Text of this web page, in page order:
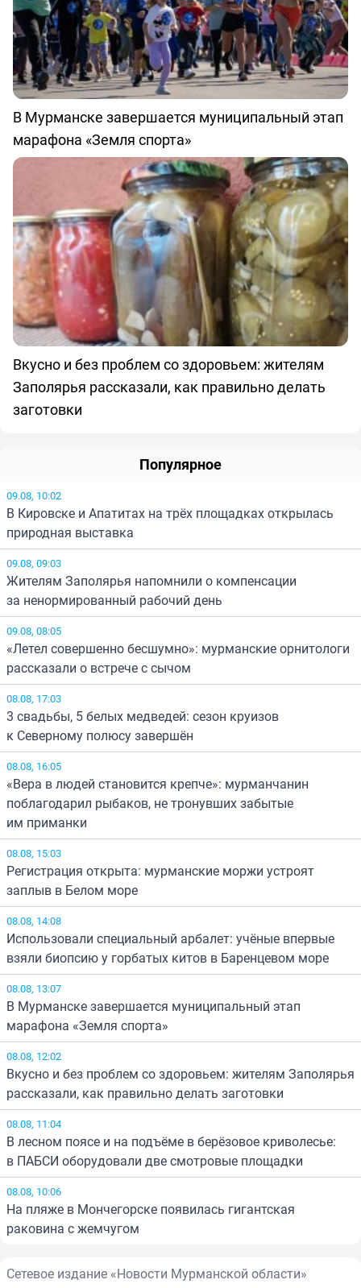
В Мурманске завершается муниципальный этап
марафона «Земля спорта»
Вкусно и без проблем со здоровьем: жителям
Заполярья рассказали, как правильно делать
заготовки
Популярное
09.08, 10:02
В Кировске и Апатитах на трёх площадках открылась
природная выставка
09.08, 09:03
Жителям Заполярья напомнили о компенсации
за ненормированный рабочий день
09.08, 08:05
«Летел совершенно бесшумно»: мурманские орнитологи
рассказали о встрече с сычом
08.08, 17:03
3 свадьбы, 5 белых медведей: сезон круизов
к Северному полюсу завершён
08.08, 16:05
«Вера в людей становится крепче»: мурманчанин
поблагодарил рыбаков, не тронувших забытые
им приманки
08.08, 15:03
Регистрация открыта: мурманские моржи устроят
заплыв в Белом море
08.08, 14:08
Использовали специальный арбалет: учёные впервые
взяли биопсию у горбатых китов в Баренцевом море
08.08, 13:07
В Мурманске завершается муниципальный этап
марафона «Земля спорта»
08.08, 12:02
Вкусно и без проблем со здоровьем: жителям Заполярья
рассказали, как правильно делать заготовки
08.08, 11:04
В лесном поясе и на подъёме в берёзовое криволесье:
в ПАБСИ оборудовали две смотровые площадки
08.08, 10:06
На пляже в Мончегорске появилась гигантская
раковина с жемчугом
Сетевое издание «Новости Мурманской области»